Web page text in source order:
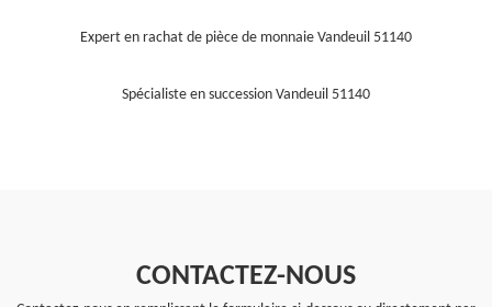
Expert en rachat de pièce de monnaie Vandeuil 51140
Spécialiste en succession Vandeuil 51140
CONTACTEZ-NOUS